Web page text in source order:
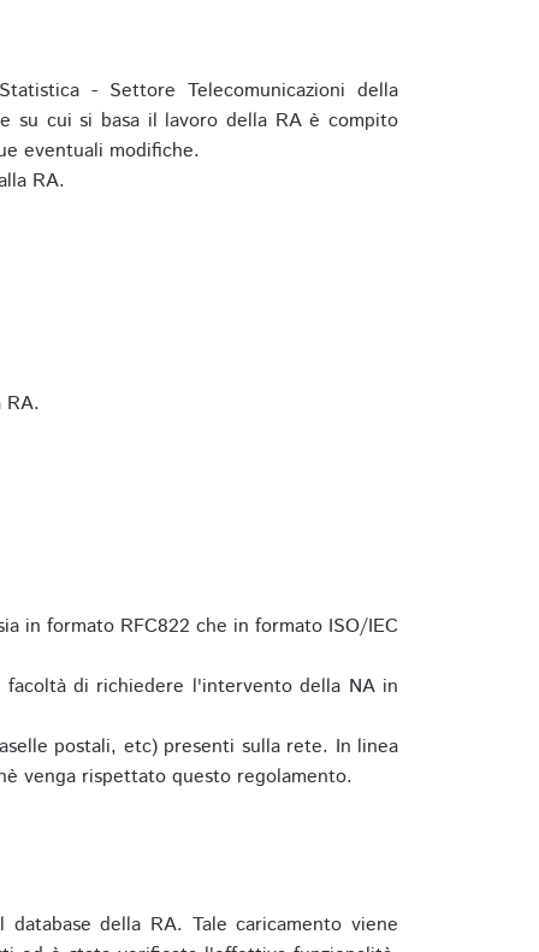
- Settore Telecomunicazioni della
su cui si basa il lavoro della RA è compito
eventuali modifiche.
RA.
in formato RFC822 che in formato ISO/IEC
di richiedere l'intervento della NA in
postali, etc) presenti sulla rete. In linea
venga rispettato questo regolamento.
della RA. Tale caricamento viene